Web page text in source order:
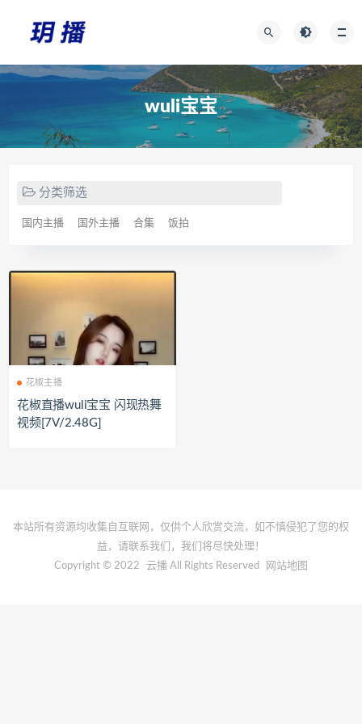
wuli宝宝
分类筛选
国内主播 国外主播 合集 饭拍
花椒主播
花椒直播wuli宝宝 闪现热舞
视频[7V/2.48G]
本站所有资源均收集自互联网，仅供个人欣赏交流，如不慎侵犯了您的权
益，请联系我们，我们将尽快处理！
Copyright © 2022
云播 All Rights Reserved 网站地图